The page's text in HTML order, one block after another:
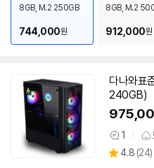
8GB, M.2 250GB
744,000원
8GB, M.2
912,000원
다나와표
240GB)
상
품
1
별
4.8 (상
24)